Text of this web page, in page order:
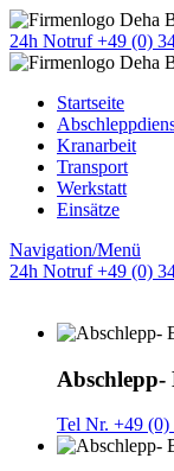
24h Notruf +49 (0)
Startseite
Kranarbeit
Transport
Werkstatt
Einsätze
Navigation/Menü
24h Notruf +49 (0)
Abschlepp-
Tel Nr. +49 (0)